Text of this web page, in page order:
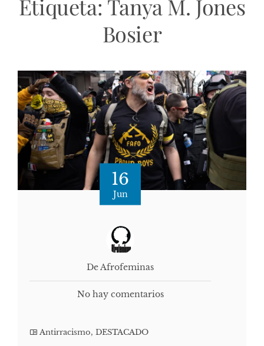
Etiqueta: Tanya M. Jones
Bosier
16
Jun
De Afrofeminas
No hay comentarios
Antirracismo, DESTACADO